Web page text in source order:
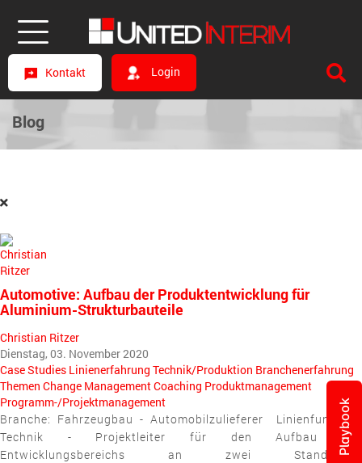
Kontakt Login
Blog
Automotive: Aufbau der Produktentwicklung für
Aluminium-Strukturbauteile
Christian Ritzer
Dienstag, 03. November 2020
Case Studies Linienerfahrung Technik/Produktion Branchenerfahrung
Themen Change ManagementCoaching Produktmanagement
Programm-/Projektmanagement
Branche: Fahrzeugbau - Automobilzulieferer Linienfunktion:
Technik - Projektleiter für den Aufbau des
Entwicklungsbereichs an zwei Standorten
Playbook